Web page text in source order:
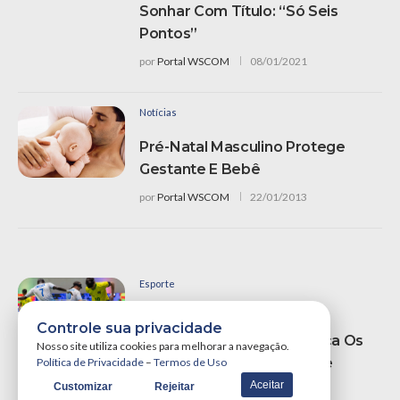
Sonhar Com Título: “Só Seis
Pontos”
porPortal WSCOM 08/01/2021
Notícias
Pré-Natal Masculino Protege
Gestante E Bebê
porPortal WSCOM 22/01/2013
Esporte
Brasil Define Rota Para O
Hexacampeonato: Conheça Os
Adversários Do Futebol De
Cegos Em Paris 2024
Controle sua privacidade
Nosso site utiliza cookies para melhorar a navegação.
Política de Privacidade – Termos de Uso
Customizar Rejeitar Aceitar